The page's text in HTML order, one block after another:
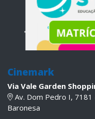
Cinemark
Via Vale Garden
Av. Dom Pedro I, 7181
Baronesa